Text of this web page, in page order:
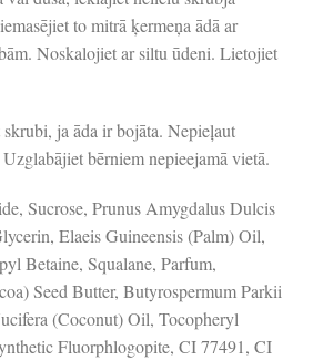
to mitrā ķermeņa ādā ar
Noskalojiet ar siltu ūdeni. Lietojiet
ja āda ir bojāta. Nepieļaut
bērniem nepieejamā vietā.
Sucrose, Prunus Amygdalus Dulcis
Elaeis Guineensis (Palm) Oil,
Betaine, Squalane, Parfum,
Seed Butter, Butyrospermum Parkii
(Coconut) Oil, Tocopheryl
Fluorphlogopite, CI 77491, CI